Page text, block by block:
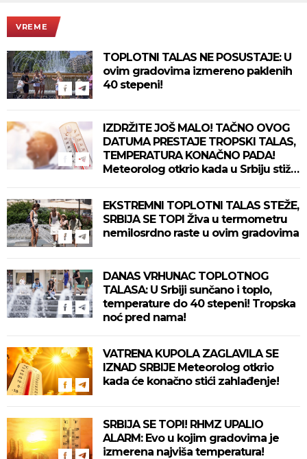
VREME
TOPLOTNI TALAS NE POSUSTAJE: U
ovim gradovima izmereno paklenih
40 stepeni!
IZDRŽITE JOŠ MALO! TAČNO OVOG
DATUMA PRESTAJE TROPSKI TALAS,
TEMPERATURA KONAČNO PADA!
Meteorolog otkrio kada u Srbiju stiže
EKSTREMNI TOPLOTNI TALAS STEŽE,
SRBIJA SE TOPI Živa u termometru
nemilosrdno raste u ovim gradovima
DANAS VRHUNAC TOPLOTNOG
TALASA: U Srbiji sunčano i toplo,
temperature do 40 stepeni! Tropska
noć pred nama!
VATRENA KUPOLA ZAGLAVILA SE
IZNAD SRBIJE Meteorolog otkrio
kada će konačno stići zahlađenje!
SRBIJA SE TOPI! RHMZ UPALIO
ALARM: Evo u kojim gradovima je
izmerena najviša temperatura!